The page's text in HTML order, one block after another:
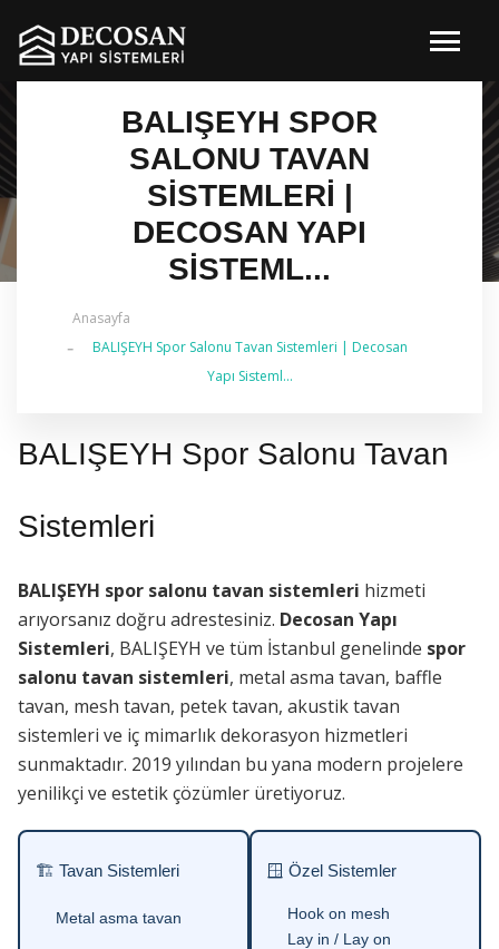
BALIŞEYH SPOR
SALONU TAVAN
SISTEMLERI |
DECOSAN YAPI
SISTEML...
Anasayfa
BALIŞEYH Spor Salonu Tavan Sistemleri | Decosan
Yapı Sisteml...
BALIŞEYH Spor Salonu Tavan
Sistemleri
BALIŞEYH spor salonu tavan sistemleri hizmeti
arıyorsanız doğru adrestesiniz. Decosan Yapı
Sistemleri, BALIŞEYH ve tüm İstanbul genelinde spor
salonu tavan sistemleri, metal asma tavan, baffle
tavan, mesh tavan, petek tavan, akustik tavan
sistemleri ve iç mimarlık dekorasyon hizmetleri
sunmaktadır. 2019 yılından bu yana modern projelere
yenilikçi ve estetik çözümler üretiyoruz.
🏗 Tavan Sistemleri
Metal asma tavan
🪟 Özel Sistemler
Hook on mesh
Lay in / Lay on